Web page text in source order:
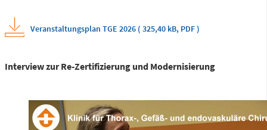
Telefon
Notfallambulanz
(0 bis 24 Uhr)
Veranstaltungsplan TGE 2026 ( 325,40 kB, PDF)
Interview zur Re-Zertifizierung und Modernisierung